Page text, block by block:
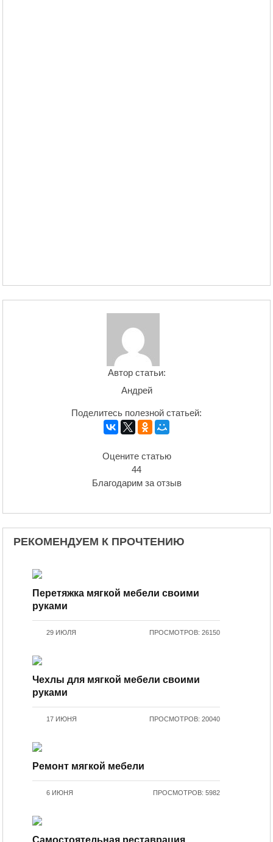
Автор статьи:
Андрей
Поделитесь полезной статьей:
Оцените статью
44
Благодарим за отзыв
РЕКОМЕНДУЕМ К ПРОЧТЕНИЮ
Перетяжка мягкой мебели своими
руками
29 ИЮЛЯ ПРОСМОТРОВ: 26150
Чехлы для мягкой мебели своими
руками
17 ИЮНЯ ПРОСМОТРОВ: 20040
Ремонт мягкой мебели
6 ИЮНЯ ПРОСМОТРОВ: 5982
Самостоятельная реставрация